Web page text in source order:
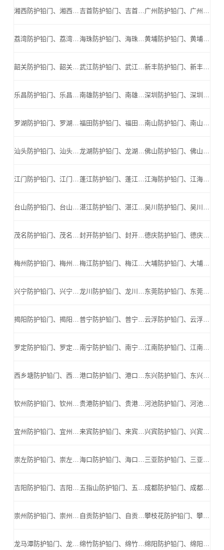
湘西防护铅门、湘西防辐射铅门、湘西医用铅门、湘西手术室铅门、湘西工业探伤铅门_湘西手术室铅门公司 吉首防护铅门、吉首防辐射铅门、吉首医用铅门、吉首手术室铅门、吉首工业探伤铅门_吉首手术室铅门公司 广州防护铅门、广州防辐射铅门、广州医用铅门、广州手术室铅门、广州工业探伤铅门_广州手术室铅门公司
荔湾防护铅门、荔湾防辐射铅门、荔湾医用铅门、荔湾手术室铅门、荔湾工业探伤铅门_荔湾手术室铅门公司 海珠防护铅门、海珠防辐射铅门、海珠医用铅门、海珠手术室铅门、海珠工业探伤铅门_海珠手术室铅门公司 黄埔防护铅门、黄埔防辐射铅门、黄埔医用铅门、黄埔手术室铅门、黄埔工业探伤铅门_黄埔手术室铅门公司
韶关防护铅门、韶关防辐射铅门、韶关医用铅门、韶关手术室铅门、韶关工业探伤铅门_韶关手术室铅门公司 武江防护铅门、武江防辐射铅门、武江医用铅门、武江手术室铅门、武江工业探伤铅门_武江手术室铅门公司 新丰防护铅门、新丰防辐射铅门、新丰医用铅门、新丰手术室铅门、新丰工业探伤铅门_新丰手术室铅门公司
乐昌防护铅门、乐昌防辐射铅门、乐昌医用铅门、乐昌手术室铅门、乐昌工业探伤铅门_乐昌手术室铅门公司 南雄防护铅门、南雄防辐射铅门、南雄医用铅门、南雄手术室铅门、南雄工业探伤铅门_南雄手术室铅门公司 深圳防护铅门、深圳防辐射铅门、深圳医用铅门、深圳手术室铅门、深圳工业探伤铅门_深圳手术室铅门公司
罗湖防护铅门、罗湖防辐射铅门、罗湖医用铅门、罗湖手术室铅门、罗湖工业探伤铅门_罗湖手术室铅门公司 福田防护铅门、福田防辐射铅门、福田医用铅门、福田手术室铅门、福田工业探伤铅门_福田手术室铅门公司 南山防护铅门、南山防辐射铅门、南山医用铅门、南山手术室铅门、南山工业探伤铅门_南山手术室铅门公司
汕头防护铅门、汕头防辐射铅门、汕头医用铅门、汕头手术室铅门、汕头工业探伤铅门_汕头手术室铅门公司 龙湖防护铅门、龙湖防辐射铅门、龙湖医用铅门、龙湖手术室铅门、龙湖工业探伤铅门_龙湖手术室铅门公司 佛山防护铅门、佛山防辐射铅门、佛山医用铅门、佛山手术室铅门、佛山工业探伤铅门_佛山手术室铅门公司
江门防护铅门、江门防辐射铅门、江门医用铅门、江门手术室铅门、江门工业探伤铅门_江门手术室铅门公司 蓬江防护铅门、蓬江防辐射铅门、蓬江医用铅门、蓬江手术室铅门、蓬江工业探伤铅门_蓬江手术室铅门公司 江海防护铅门、江海防辐射铅门、江海医用铅门、江海手术室铅门、江海工业探伤铅门_江海手术室铅门公司
台山防护铅门、台山防辐射铅门、台山医用铅门、台山手术室铅门、台山工业探伤铅门_台山手术室铅门公司 湛江防护铅门、湛江防辐射铅门、湛江医用铅门、湛江手术室铅门、湛江工业探伤铅门_湛江手术室铅门公司 吴川防护铅门、吴川防辐射铅门、吴川医用铅门、吴川手术室铅门、吴川工业探伤铅门_吴川手术室铅门公司
茂名防护铅门、茂名防辐射铅门、茂名医用铅门、茂名手术室铅门、茂名工业探伤铅门_茂名手术室铅门公司 封开防护铅门、封开防辐射铅门、封开医用铅门、封开手术室铅门、封开工业探伤铅门_封开手术室铅门公司 德庆防护铅门、德庆防辐射铅门、德庆医用铅门、德庆手术室铅门、德庆工业探伤铅门_德庆手术室铅门公司
梅州防护铅门、梅州防辐射铅门、梅州医用铅门、梅州手术室铅门、梅州工业探伤铅门_梅州手术室铅门公司 梅江防护铅门、梅江防辐射铅门、梅江医用铅门、梅江手术室铅门、梅江工业探伤铅门_梅江手术室铅门公司 大埔防护铅门、大埔防辐射铅门、大埔医用铅门、大埔手术室铅门、大埔工业探伤铅门_大埔手术室铅门公司
兴宁防护铅门、兴宁防辐射铅门、兴宁医用铅门、兴宁手术室铅门、兴宁工业探伤铅门_兴宁手术室铅门公司 龙川防护铅门、龙川防辐射铅门、龙川医用铅门、龙川手术室铅门、龙川工业探伤铅门_龙川手术室铅门公司 东莞防护铅门、东莞防辐射铅门、东莞医用铅门、东莞手术室铅门、东莞工业探伤铅门_东莞手术室铅门公司
揭阳防护铅门、揭阳防辐射铅门、揭阳医用铅门、揭阳手术室铅门、揭阳工业探伤铅门_揭阳手术室铅门公司 普宁防护铅门、普宁防辐射铅门、普宁医用铅门、普宁手术室铅门、普宁工业探伤铅门_普宁手术室铅门公司 云浮防护铅门、云浮防辐射铅门、云浮医用铅门、云浮手术室铅门、云浮工业探伤铅门_云浮手术室铅门公司
罗定防护铅门、罗定防辐射铅门、罗定医用铅门、罗定手术室铅门、罗定工业探伤铅门_罗定手术室铅门公司 南宁防护铅门、南宁防辐射铅门、南宁医用铅门、南宁手术室铅门、南宁工业探伤铅门_南宁手术室铅门公司 江南防护铅门、江南防辐射铅门、江南医用铅门、江南手术室铅门、江南工业探伤铅门_江南手术室铅门公司
西乡塘防护铅门、西乡塘防辐射铅门、西乡塘医用铅门、西乡塘手术室铅门、西乡塘工业探伤铅门_西乡塘手术室铅门公司 港口防护铅门、港口防辐射铅门、港口医用铅门、港口手术室铅门、港口工业探伤铅门_港口手术室铅门公司 东兴防护铅门、东兴防辐射铅门、东兴医用铅门、东兴手术室铅门、东兴工业探伤铅门_东兴手术室铅门公司
钦州防护铅门、钦州防辐射铅门、钦州医用铅门、钦州手术室铅门、钦州工业探伤铅门_钦州手术室铅门公司 贵港防护铅门、贵港防辐射铅门、贵港医用铅门、贵港手术室铅门、贵港工业探伤铅门_贵港手术室铅门公司 河池防护铅门、河池防辐射铅门、河池医用铅门、河池手术室铅门、河池工业探伤铅门_河池手术室铅门公司
宜州防护铅门、宜州防辐射铅门、宜州医用铅门、宜州手术室铅门、宜州工业探伤铅门_宜州手术室铅门公司 来宾防护铅门、来宾防辐射铅门、来宾医用铅门、来宾手术室铅门、来宾工业探伤铅门_来宾手术室铅门公司 兴宾防护铅门、兴宾防辐射铅门、兴宾医用铅门、兴宾手术室铅门、兴宾工业探伤铅门_兴宾手术室铅门公司
崇左防护铅门、崇左防辐射铅门、崇左医用铅门、崇左手术室铅门、崇左工业探伤铅门_崇左手术室铅门公司 海口防护铅门、海口防辐射铅门、海口医用铅门、海口手术室铅门、海口工业探伤铅门_海口手术室铅门公司 三亚防护铅门、三亚防辐射铅门、三亚医用铅门、三亚手术室铅门、三亚工业探伤铅门_三亚手术室铅门公司
吉阳防护铅门、吉阳防辐射铅门、吉阳医用铅门、吉阳手术室铅门、吉阳工业探伤铅门_吉阳手术室铅门公司 五指山防护铅门、五指山防辐射铅门、五指山医用铅门、五指山手术室铅门、五指山工业探伤铅门_五指山手术室铅门公司 成都防护铅门、成都防辐射铅门、成都医用铅门、成都手术室铅门、成都工业探伤铅门_成都手术室铅门公司
崇州防护铅门、崇州防辐射铅门、崇州医用铅门、崇州手术室铅门、崇州工业探伤铅门_崇州手术室铅门公司 自贡防护铅门、自贡防辐射铅门、自贡医用铅门、自贡手术室铅门、自贡工业探伤铅门_自贡手术室铅门公司 攀枝花防护铅门、攀枝花防辐射铅门、攀枝花医用铅门、攀枝花手术室铅门、攀枝花工业探伤铅门_攀枝花手术室铅门公司
龙马潭防护铅门、龙马潭防辐射铅门、龙马潭医用铅门、龙马潭手术室铅门、龙马潭工业探伤铅门_龙马潭手术室铅门公司 绵竹防护铅门、绵竹防辐射铅门、绵竹医用铅门、绵竹手术室铅门、绵竹工业探伤铅门_绵竹手术室铅门公司 绵阳防护铅门、绵阳防辐射铅门、绵阳医用铅门、绵阳手术室铅门、绵阳工业探伤铅门_绵阳手术室铅门公司